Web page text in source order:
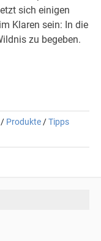
sich einigen
Klaren sein: In die
zu begeben.
/ Produkte /Tipps